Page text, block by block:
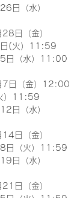
日（水）
日（金）
(火）11:59
5日（水）11:00
7日（金）12:00
）11:59
日（水）
日（金）
日（火）11:59
日（水）
日（金）